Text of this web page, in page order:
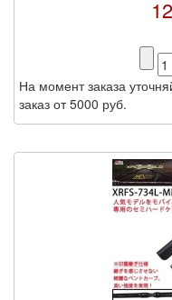
На момент заказа
заказ от 5000 руб.